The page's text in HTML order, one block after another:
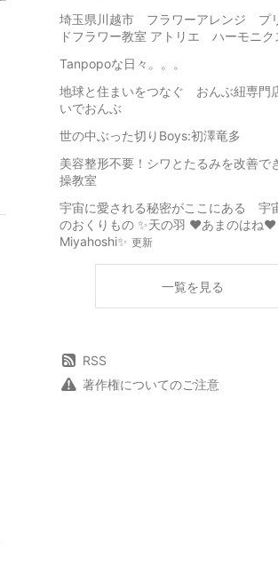
埼玉県川越市 フラワーアレンジ プ
ドフラワー教室 アトリエ ハーモニク
Tanpopoな日々。。。
地球と住まいをつなぐ おんぶ紐専
いでおんぶ
世の中ぶった切りBoys:初澤竜多
美容整形不要！シワとたるみを改善で
操教室
宇宙に愛される秘密がここにある 宇
のおくりもの ✨天の羽 ♥️あまのはね♥️
Miyahoshi✨ 更新
一覧を見る
RSS
著作権についてのご注意